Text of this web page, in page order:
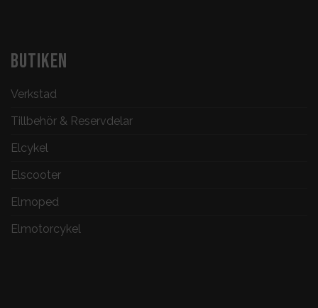
BUTIKEN
Verkstad
Tillbehör & Reservdelar
Elcykel
Elscooter
Elmoped
Elmotorcykel